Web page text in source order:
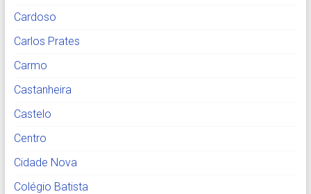
Cardoso
Carlos Prates
Carmo
Castanheira
Castelo
Centro
Cidade Nova
Colégio Batista